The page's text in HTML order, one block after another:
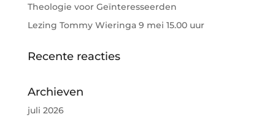
Theologie voor Geïnteresseerden
Lezing Tommy Wieringa 9 mei 15.00 uur
Recente reacties
Archieven
juli 2026